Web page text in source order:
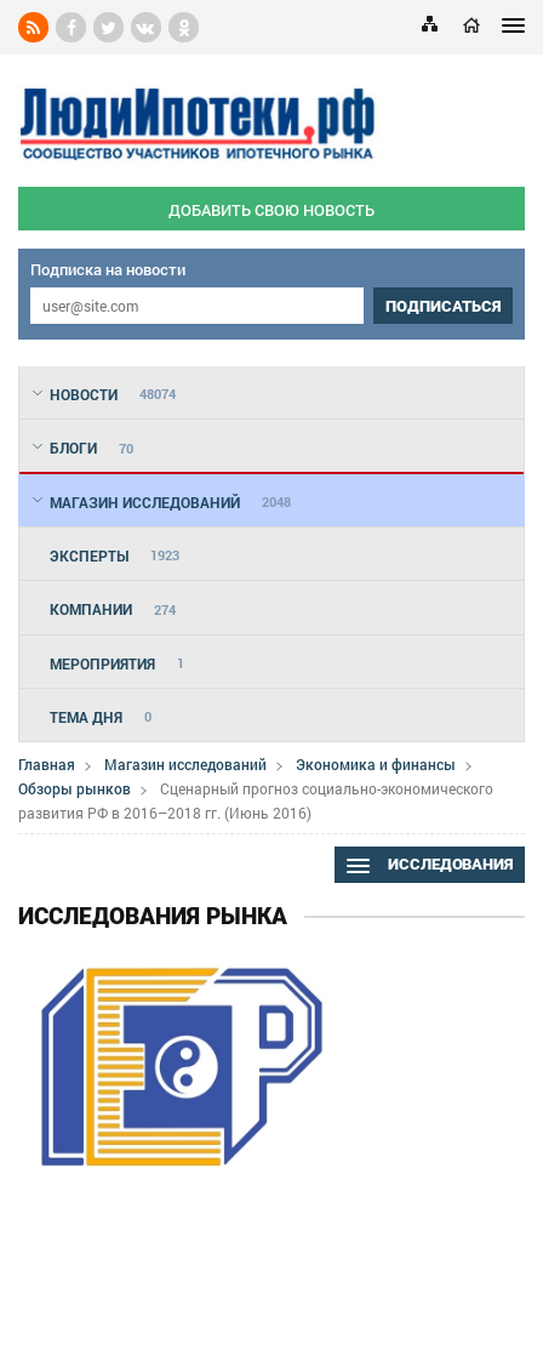
ДОБАВИТЬ СВОЮ НОВОСТЬ
Подписка на новости
ПОДПИСАТЬСЯ
НОВОСТИ 48074
БЛОГИ 70
МАГАЗИН ИССЛЕДОВАНИЙ 2048
ЭКСПЕРТЫ 1923
КОМПАНИИ 274
МЕРОПРИЯТИЯ 1
ТЕМА ДНЯ 0
Главная Магазин исследований
Экономика и финансы
Обзоры рынков
Сценарный прогноз социально-экономического
развития РФ в 2016–2018 гг. (Июнь 2016)
ИССЛЕДОВАНИЯ
ИССЛЕДОВАНИЯ РЫНКА